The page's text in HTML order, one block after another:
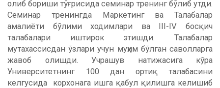
олиб бориши тўғрисида семинар тренинг бўлиб утди.
Семинар тренингда Маркетинг ва Талабалар
амалиёти бўлими ходимлари ва III-IV босқич
талабалари иштирок этишди. Талабалар
мутахассисдан ўзлари учун муҳим бўлган саволларга
жавоб олишди. Учрашув натижасига кўра
Университетнинг 100 дан ортиқ талабасини
келгусида корхонага ишга қабул қилишга келишиб